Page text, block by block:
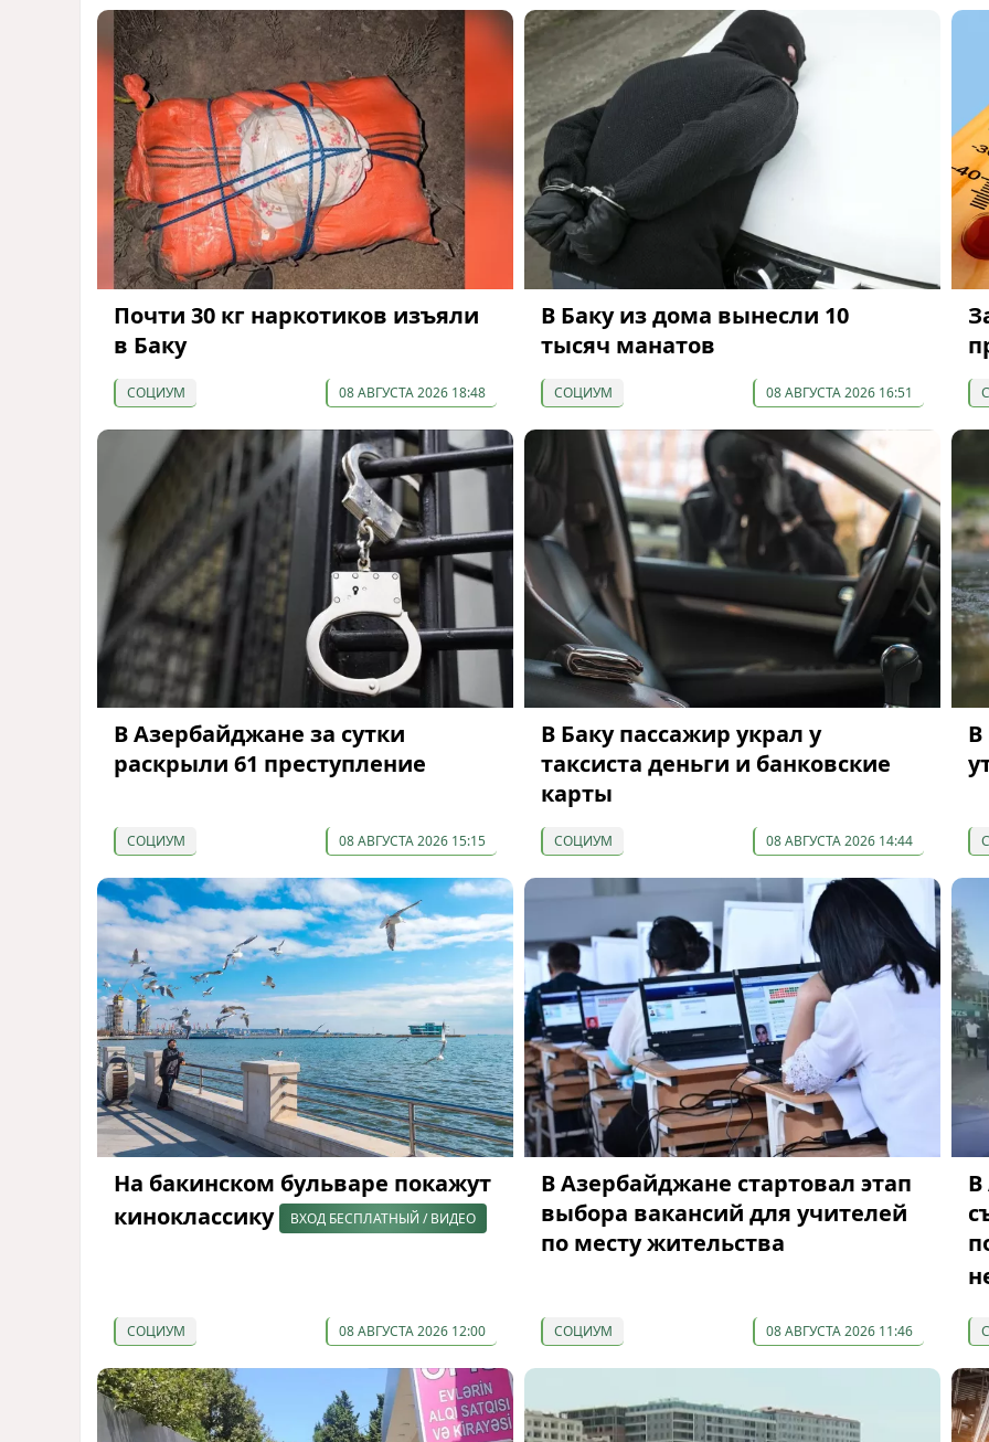
Почти 30 кг наркотиков изъяли
в Баку
СОЦИУМ 08 АВГУСТА 2026 18:48
В Баку из дома вынесли 10
тысяч манатов
СОЦИУМ 08 АВГУСТА 2026 16:51
В Азербайджане за сутки
раскрыли 61 преступление
СОЦИУМ 08 АВГУСТА 2026 15:15
В Баку пассажир украл у
таксиста деньги и банковские
карты
СОЦИУМ 08 АВГУСТА 2026 14:44
В
На бакинском бульваре покажут
киноклассику
ВХОД БЕСПЛАТНЫЙ / ВИДЕО
СОЦИУМ 08 АВГУСТА 2026 12:00
В Азербайджане стартовал этап
выбора вакансий для учителей
по месту жительства
СОЦИУМ 08 АВГУСТА 2026 11:46
В